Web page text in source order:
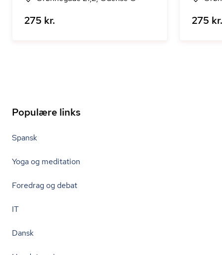
275 kr. 275 kr.
Populære links
Spansk
Yoga og meditation
Foredrag og debat
IT
Dansk